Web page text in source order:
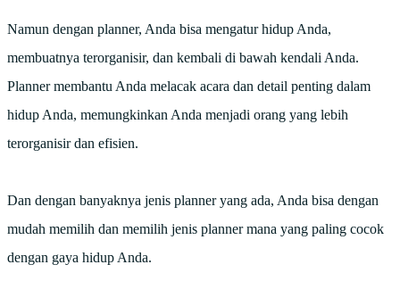
Namun dengan planner, Anda bisa mengatur hidup Anda,
membuatnya terorganisir, dan kembali di bawah kendali Anda.
Planner membantu Anda melacak acara dan detail penting dalam
hidup Anda, memungkinkan Anda menjadi orang yang lebih
terorganisir dan efisien.
Dan dengan banyaknya jenis planner yang ada, Anda bisa dengan
mudah memilih dan memilih jenis planner mana yang paling cocok
dengan gaya hidup Anda.